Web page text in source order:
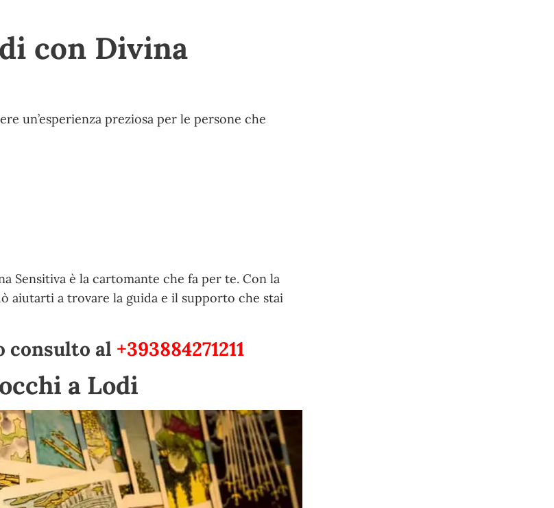
con Divina
un’esperienza preziosa per le persone che
Sensitiva è la cartomante che fa per te. Con la
aiutarti a trovare la guida e il supporto che stai
consulto al +393884271211
a Lodi